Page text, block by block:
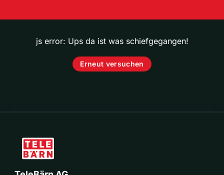
js error: Ups da ist was schiefgegangen!
Erneut versuchen